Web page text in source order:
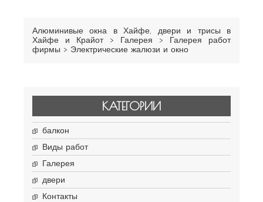
Алюминивые окна в Хайфе, двери и трисы в
Хайфе и Крайот> Галерея > Галерея работ
фирмы > Электрические жалюзи и окно
КАТЕГОРИИ
балкон
Виды работ
Галерея
двери
Контакты